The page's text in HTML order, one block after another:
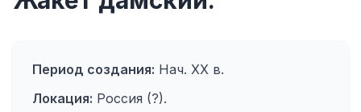
Период создания: Нач. XX в.
Локация: Россия (?).